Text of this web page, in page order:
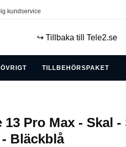
kundservice
↪️ Tillbaka till Tele2.se
ÖVRIGT TILLBEHÖRSPAKET
Pro Max - Skal
Bläckblå